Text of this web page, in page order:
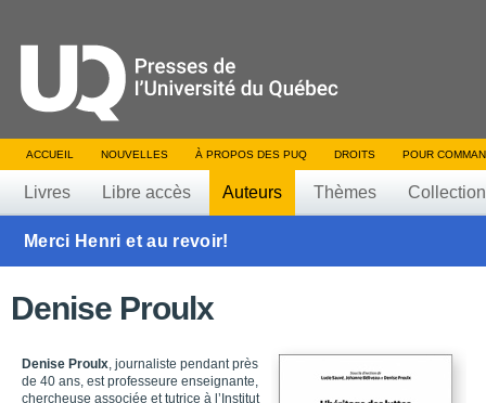
ACCUEIL NOUVELLES À PROPOS DES PUQ DROITS POUR
Livres Libre accès Auteurs Thèmes
Merci Henri et au revoir!
Denise Proulx
Denise Proulx, journaliste pendant près
de 40 ans, est professeure enseignante,
chercheuse associée et tutrice à l’Institut